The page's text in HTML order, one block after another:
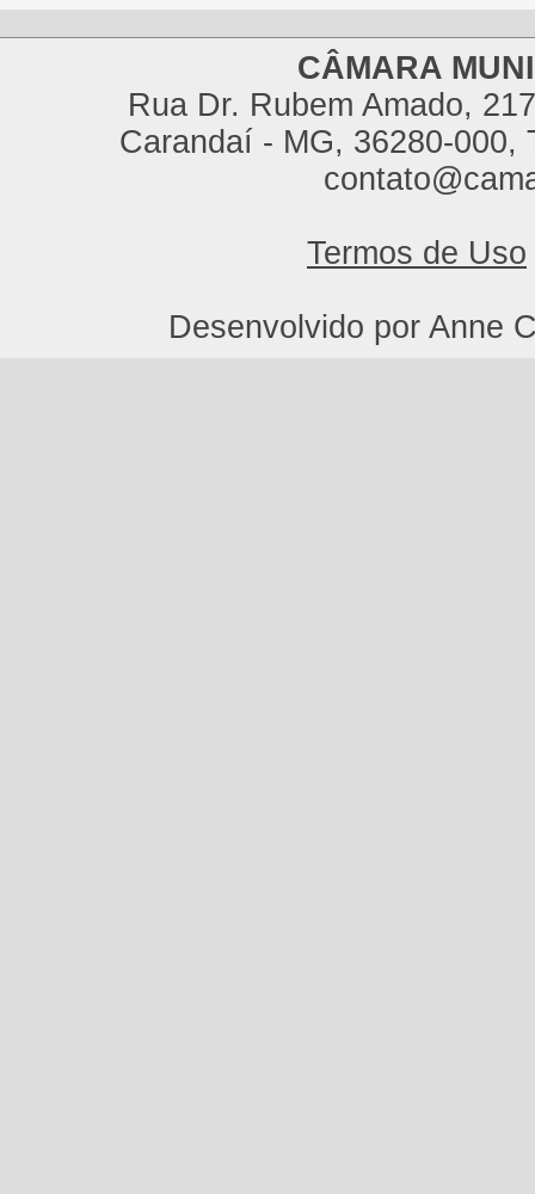
CÂMARA
Rua Dr. Rubem Amado,
Carandaí - MG, 36280-000,
Termos de Uso
Desenvolvido por Anne